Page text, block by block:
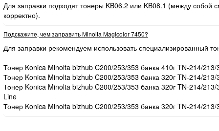
Для заправки подходят тонеры KB06.2 или KB08.1 (между собой
корректно).
Подскажите, чем заправить Minolta Magicolor 7450?
Для заправки рекомендуем использовать специализированный
Тонер Konica Minolta bizhub C200/253/353 банка 410г TN-214/
Тонер Konica Minolta bizhub C200/253/353 банка 320г TN-214/
Тонер Konica Minolta bizhub C200/253/353 банка 320г TN-214/
Line
Тонер Konica Minolta bizhub C200/253/353 банка 320г TN-214/